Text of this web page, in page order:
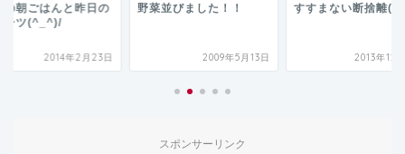
の朝ごはんと昨日の
ーツ(^_^)/
2014年2月23日
野菜並びました！！
2009年5月13日
すすまない断捨離
2013年12
スポンサーリンク